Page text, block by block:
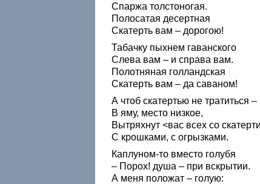
Спаржа толстоногая.
Полосатая десертная
Скатерть вам – дорогою!
Табачку пыхнем гаванского
Слева вам – и справа вам.
Полотняная голландская
Скатерть вам – да саваном!
А чтоб скатертью не тратиться –
В яму, место низкое,
Вытряхнут <вас всех со
С крошками, с огрызками.
Каплуном-то вместо голубя
– Порох! душа – при вскрытии.
А меня положат – голую: